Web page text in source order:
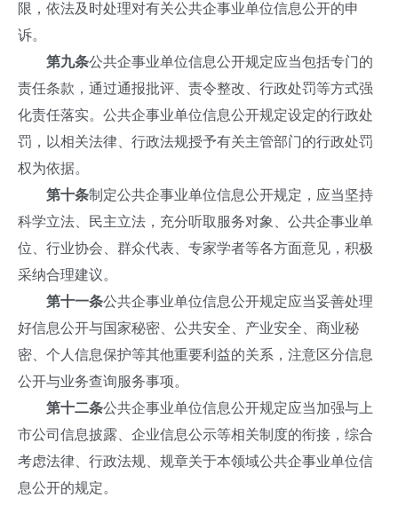
限，依法及时处理对有关公共企事业单位信息公开的申
诉。
第九条公共企事业单位信息公开规定应当包括专门的
责任条款，通过通报批评、责令整改、行政处罚等方式强
化责任落实。公共企事业单位信息公开规定设定的行政处
罚，以相关法律、行政法规授予有关主管部门的行政处罚
权为依据。
第十条制定公共企事业单位信息公开规定，应当坚持
科学立法、民主立法，充分听取服务对象、公共企事业单
位、行业协会、群众代表、专家学者等各方面意见，积极
采纳合理建议。
第十一条公共企事业单位信息公开规定应当妥善处理
好信息公开与国家秘密、公共安全、产业安全、商业秘
密、个人信息保护等其他重要利益的关系，注意区分信息
公开与业务查询服务事项。
第十二条公共企事业单位信息公开规定应当加强与上
市公司信息披露、企业信息公示等相关制度的衔接，综合
考虑法律、行政法规、规章关于本领域公共企事业单位信
息公开的规定。